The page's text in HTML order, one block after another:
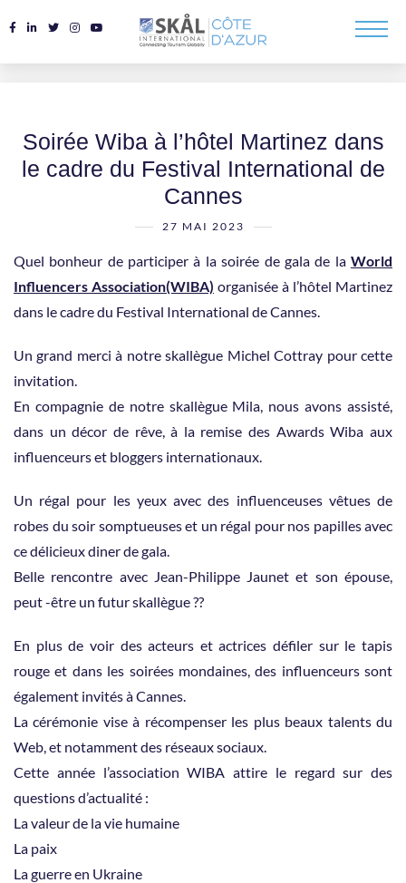
Soirée Wiba à l’hôtel Martinez dans
le cadre du Festival International de
Cannes
27 MAI 2023
Quel bonheur de participer à la soirée de gala de la World
Influencers Association(WIBA) organisée à l’hôtel Martinez
dans le cadre du Festival International de Cannes.
Un grand merci à notre skallègue Michel Cottray pour cette
invitation.
En compagnie de notre skallègue Mila, nous avons assisté,
dans un décor de rêve, à la remise des Awards Wiba aux
influenceurs et bloggers internationaux.
Un régal pour les yeux avec des influenceuses vêtues de
robes du soir somptueuses et un régal pour nos papilles avec
ce délicieux diner de gala.
Belle rencontre avec Jean-Philippe Jaunet et son épouse,
peut -être un futur skallègue ??
En plus de voir des acteurs et actrices défiler sur le tapis
rouge et dans les soirées mondaines, des influenceurs sont
également invités à Cannes.
La cérémonie vise à récompenser les plus beaux talents du
Web, et notamment des réseaux sociaux.
Cette année l’association WIBA attire le regard sur des
questions d’actualité :
La valeur de la vie humaine
La paix
La guerre en Ukraine